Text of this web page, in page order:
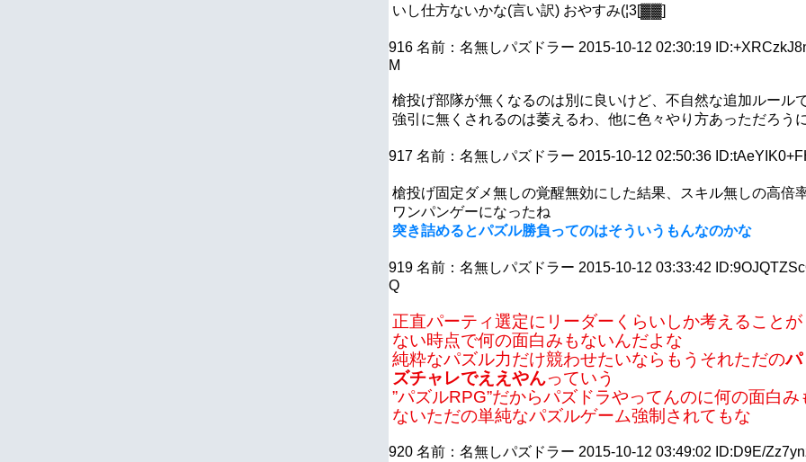
いし仕方ないかな(言い訳) おやすみ(¦3[▓▓]
916 名前： 名無しパズドラー 2015-10-12 02:30:19
M
槍投げ部隊が無くなるのは別に良いけど、不自然な追加ルール
強引に無くされるのは萎えるわ、他に色々やり方あっただろう
917 名前： 名無しパズドラー 2015-10-12 02:50:36
槍投げ固定ダメ無しの覚醒無効にした結果、スキル無しの高倍
ワンパンゲーになったね
突き詰めるとパズル勝負ってのはそういうもんなのかな
919 名前： 名無しパズドラー 2015-10-12 03:33:42
Q
正直パーティ選定にリーダーくらいしか考えることが
ない時点で何の面白みもないんだよな
純粋なパズル力だけ競わせたいならもうそれただのパ
ズチャレでええやんっていう
”パズルRPG”だからパズドラやってんのに何の面白み
ないただの単純なパズルゲーム強制されてもな
920 名前： 名無しパズドラー 2015-10-12 03:49:02 ID:D9E/